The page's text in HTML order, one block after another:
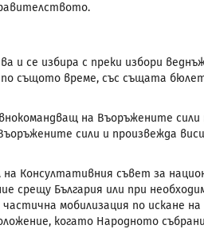
и се избира с преки избори
същото време, със същата
на Въоръжените сили
сили и произвежда
Консултативния съвет за
срещу България или при
мобилизация по искане
когато Народното